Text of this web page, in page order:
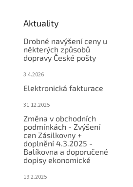
Aktuality
Drobné navýšení ceny u
některých způsobů
dopravy České pošty
3.4.2026
Elektronická fakturace
31.12.2025
Změna v obchodních
podmínkách - Zvýšení
cen Zásilkovny +
doplnění 4.3.2025 -
Balíkovna a doporučené
dopisy ekonomické
19.2.2025